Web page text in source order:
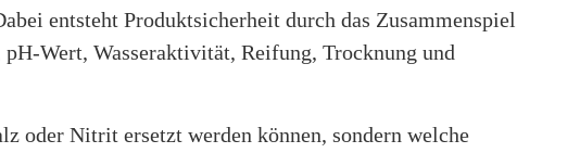
entsteht Produktsicherheit durch das Zusammenspiel
Wert, Wasseraktivität, Reifung, Trocknung und
oder Nitrit ersetzt werden können, sondern welche